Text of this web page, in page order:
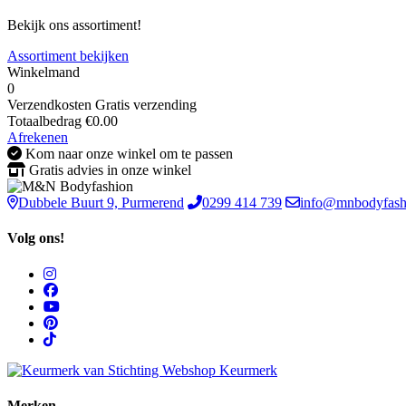
Bekijk ons assortiment!
Assortiment bekijken
Winkelmand
0
Verzendkosten Gratis verzending
Totaalbedrag €0.00
Afrekenen
Kom naar onze winkel om te passen
Gratis advies in onze winkel
Dubbele Buurt 9, Purmerend 0299 414 739
Volg ons!